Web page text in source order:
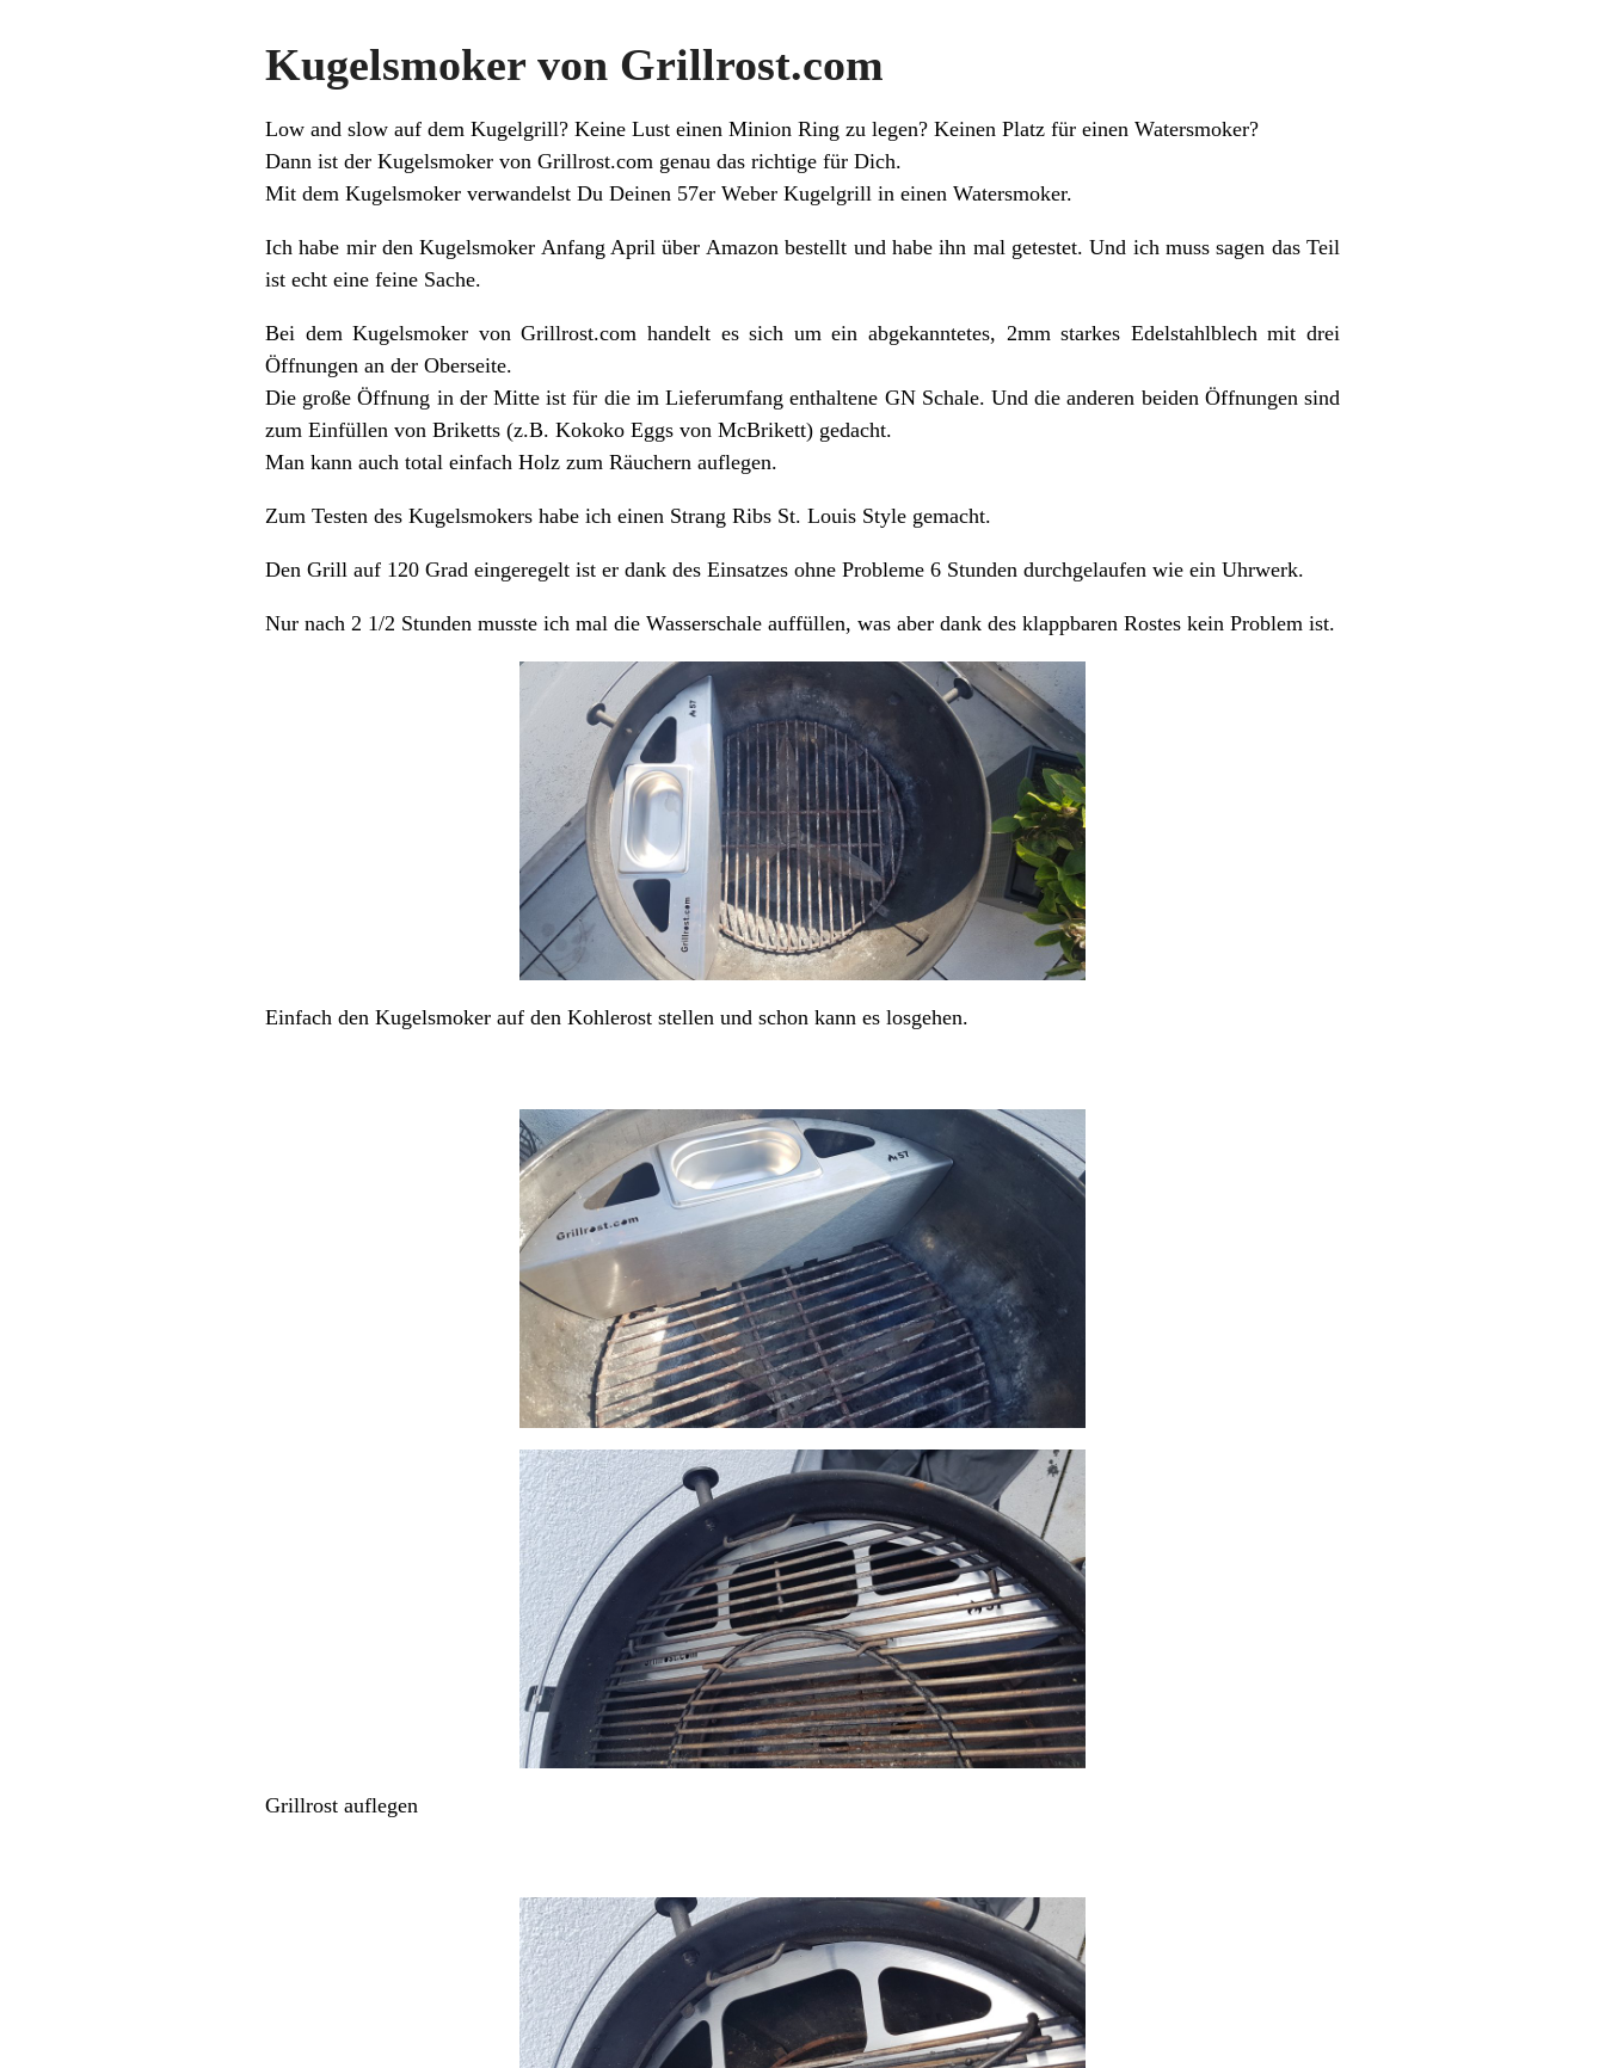
Kugelsmoker von Grillrost.com
Low and slow auf dem Kugelgrill? Keine Lust einen Minion Ring zu legen? Keinen Platz für einen Watersmoker?
Dann ist der Kugelsmoker von Grillrost.com genau das richtige für Dich.
Mit dem Kugelsmoker verwandelst Du Deinen 57er Weber Kugelgrill in einen Watersmoker.
Ich habe mir denKugelsmoker Anfang April über Amazon bestellt und habe ihn mal getestet. Und ich muss sagen das Teil
ist echt eine feine Sache.
Bei demKugelsmoker von Grillrost.com handelt es sich um ein abgekanntetes, 2mm starkes Edelstahlblech mit drei
Öffnungen an der Oberseite.
Die große Öffnung in der Mitte ist für die im Lieferumfang enthaltene GN Schale. Und die anderen beiden Öffnungen sind
zum Einfüllen von Briketts (z.B. Kokoko Eggs von McBrikett) gedacht.
Man kann auch total einfach Holz zum Räuchern auflegen.
Zum Testen des Kugelsmokers habe ich einen Strang Ribs St. Louis Style gemacht.
Den Grill auf 120 Grad eingeregelt ist er dank des Einsatzes ohne Probleme 6 Stunden durchgelaufen wie ein Uhrwerk.
Nur nach 2 1/2 Stunden musste ich mal die Wasserschale auffüllen, was aber dank des klappbaren Rostes kein Problem ist.
Einfach den Kugelsmoker auf den Kohlerost stellen und schon kann es losgehen.
Grillrost auflegen